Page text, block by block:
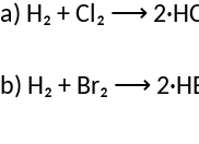
a) H₂ + Cl₂ ⟶
b) H₂ + Br₂ ⟶